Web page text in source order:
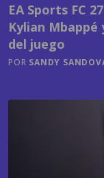
EA Sports FC
Kylian
del juego
POR SANDY